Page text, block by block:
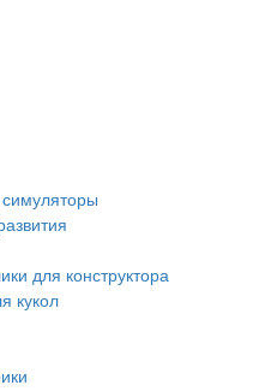
для конструктора
кукол